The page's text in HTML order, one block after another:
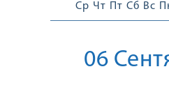
Ср Чт Пт Сб Вс
06